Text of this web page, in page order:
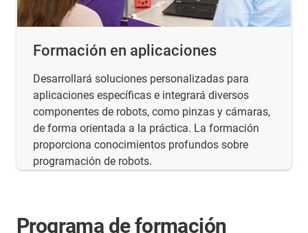
Formación en aplicaciones
Desarrollará soluciones personalizadas para
aplicaciones específicas e integrará diversos
componentes de robots, como pinzas y cámaras,
de forma orientada a la práctica. La formación
proporciona conocimientos profundos sobre
programación de robots.
Programa de formación